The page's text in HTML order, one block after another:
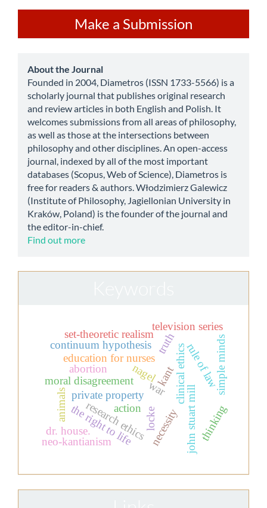
a
Submission
Make a Submission
about
About the Journal
Founded in 2004, Diametros (ISSN 1733-5566) is a
scholarly journal that publishes original research
and review articles in both English and Polish. It
welcomes submissions from all areas of philosophy,
as well as those at the intersections between
philosophy and other disciplines. An open-access
journal, indexed by all of the most important
databases (Scopus, Web of Science), Diametros is
free for readers & authors. Włodzimierz Galewicz
(Institute of Philosophy, Jagiellonian University in
Kraków, Poland) is the founder of the journal and
the editor-in-chief.
Find out more
private property
locke
kant
nagel
research ethics
clinical ethics
education for nurses
abortion
the right to life
moral disagreement rule of law
necessity john stuart mill
continuum hypothesis
set-theoretic realism truth
neo-kantianism
television series
dr. house.
simple minds
animals thinking
action
war